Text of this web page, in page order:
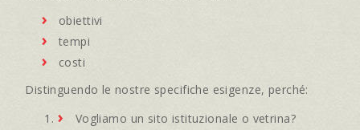
obiettivi
tempi
costi
Distinguendo le nostre specifiche esigenze, perché:
Vogliamo un sito istituzionale o vetrina?